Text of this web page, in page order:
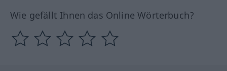
Wie gefällt Ihnen das Online Wörterbuch?